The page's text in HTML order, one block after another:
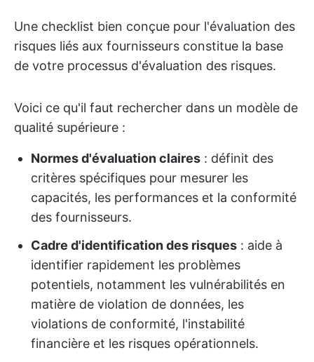
Une checklist bien conçue pour l'évaluation des
risques liés aux fournisseurs constitue la base
de votre processus d'évaluation des risques.
Voici ce qu'il faut rechercher dans un modèle de
qualité supérieure :
Normes d'évaluation claires : définit des
critères spécifiques pour mesurer les
capacités, les performances et la conformité
des fournisseurs.
Cadre d'identification des risques : aide à
identifier rapidement les problèmes
potentiels, notamment les vulnérabilités en
matière de violation de données, les
violations de conformité, l'instabilité
financière et les risques opérationnels.